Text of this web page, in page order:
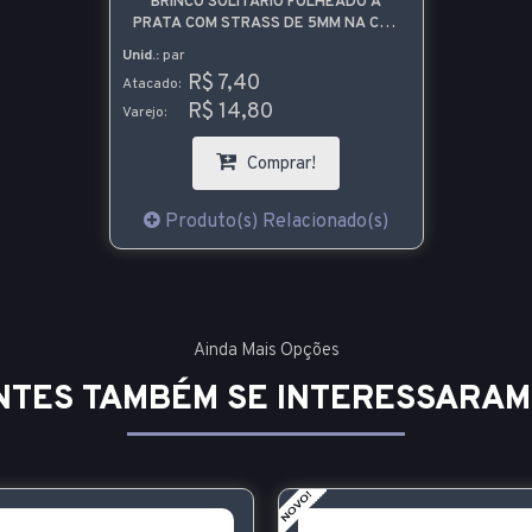
PRATA COM STRASS DE 5MM NA COR
Unid.:par
Atacado: R$ 7,40
Varejo: R$ 14,80
Comprar!
Produto(s) Relacionado(s)
Ainda Mais Opções
TAMBÉM SE